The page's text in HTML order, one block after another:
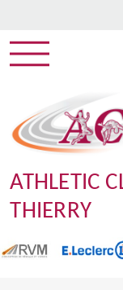
ATHLETIC
THIERRY